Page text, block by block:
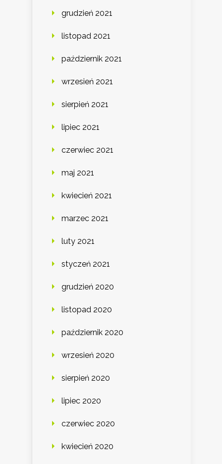
grudzień 2021
listopad 2021
październik 2021
wrzesień 2021
sierpień 2021
lipiec 2021
czerwiec 2021
maj 2021
kwiecień 2021
marzec 2021
luty 2021
styczeń 2021
grudzień 2020
listopad 2020
październik 2020
wrzesień 2020
sierpień 2020
lipiec 2020
czerwiec 2020
kwiecień 2020